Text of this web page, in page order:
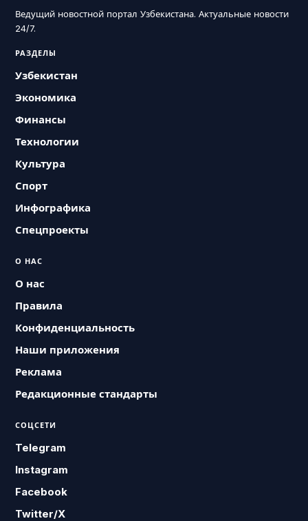
Ведущий новостной портал Узбекистана. Актуальные новости
24/7.
РАЗДЕЛЫ
Узбекистан
Экономика
Финансы
Технологии
Культура
Спорт
Инфографика
Спецпроекты
О НАС
О нас
Правила
Конфиденциальность
Наши приложения
Реклама
Редакционные стандарты
СОЦСЕТИ
Telegram
Instagram
Facebook
Twitter/X